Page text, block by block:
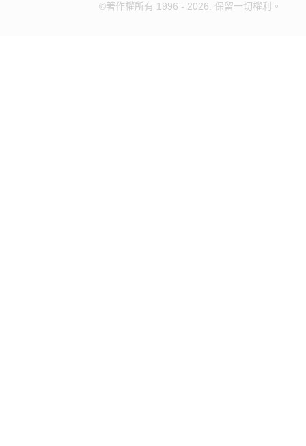
©著作權所有 1996 - 2026. 保留一切權利。